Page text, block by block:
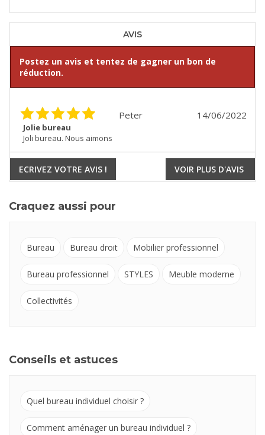
AVIS
Postez un avis et tentez de gagner un bon de
réduction.
14/06/2022
Peter
Jolie bureau
Joli bureau. Nous aimons
ECRIVEZ VOTRE AVIS ! VOIR PLUS D'AVIS
Craquez aussi pour
Bureau Bureau droit Mobilier professionnel
Bureau professionnel STYLES Meuble moderne
Collectivités
Conseils et astuces
Quel bureau individuel choisir ?
Comment aménager un bureau individuel ?